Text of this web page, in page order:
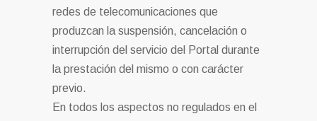
redes de telecomunicaciones que
produzcan la suspensión, cancelación o
interrupción del servicio del Portal durante
la prestación del mismo o con carácter
previo.
En todos los aspectos no regulados en el